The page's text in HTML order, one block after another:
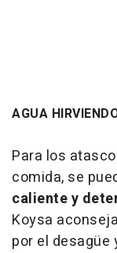
AGUA
Para los
comida, se
caliente y
Koysa
por el desagüe